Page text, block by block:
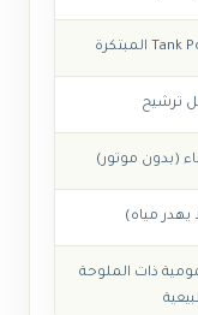
(بدون موتور)
يهدر مياه)
ذات الملوحة